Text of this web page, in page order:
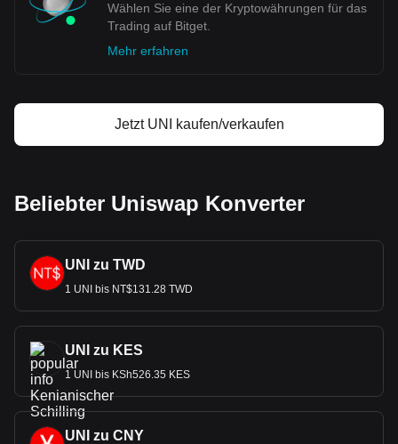
Wählen Sie eine der Kryptowährungen für das
Trading auf Bitget.
Mehr erfahren
Jetzt UNI kaufen/verkaufen
Beliebter Uniswap Konverter
UNI zu TWD
1 UNI bis NT$131.28 TWD
UNI zu KES
1 UNI bis KSh526.35 KES
UNI zu CNY